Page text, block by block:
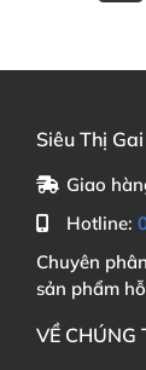
Siêu Thị Gai
Giao
Hotline:
Chuyên
sản phẩm
VỀ CHÚNG